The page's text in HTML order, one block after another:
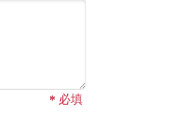
* 必填